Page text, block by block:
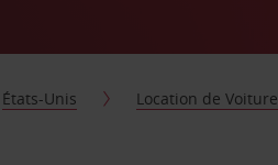
États-Unis Location de